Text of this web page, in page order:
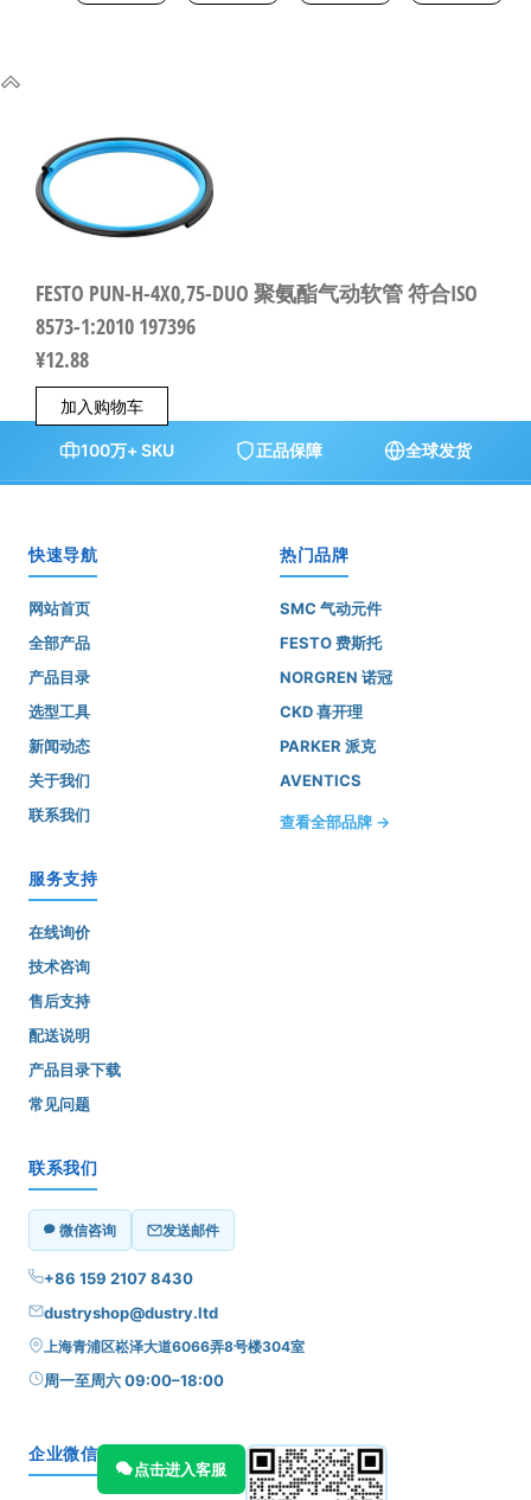
FESTO PUN-H-4X0,75-DUO 聚氨酯气动软管 符合ISO
8573-1:2010 197396
¥12.88
加入购物车
100万+ SKU 正品保障 全球发货
快速导航
网站首页
全部产品
产品目录
选型工具
新闻动态
关于我们
联系我们
热门品牌
SMC 气动元件
FESTO 费斯托
NORGREN 诺冠
CKD 喜开理
PARKER 派克
AVENTICS
查看全部品牌 →
服务支持
在线询价
技术咨询
售后支持
配送说明
产品目录下载
常见问题
联系我们
微信咨询 发送邮件
+86 159 2107 8430
dustryshop@dustry.ltd
上海青浦区崧泽大道6066弄8号楼304室
周一至周六 09:00–18:00
企业微信
点击进入客服